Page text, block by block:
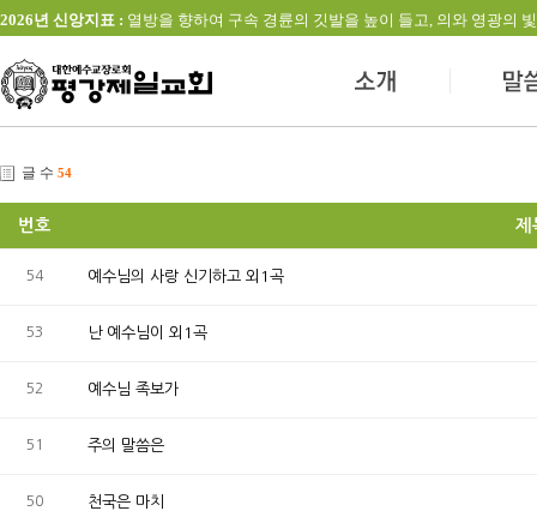
2026년 신앙지표 : 열방을 향하여 구속 경륜의 깃발을 높이 들고, 의와 영광의
글 수 54
번호 제
54 예수님의 사랑 신기하고 외1곡
53 난 예수님이 외1곡
52 예수님 족보가
51 주의 말씀은
50 천국은 마치